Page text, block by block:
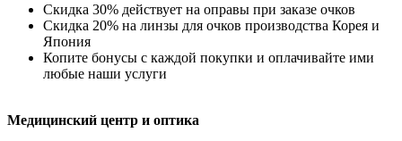
Скидка 30% действует на оправы при заказе очков
Скидка 20% на линзы для очков производства Корея и
Япония
Копите бонусы с каждой покупки и оплачивайте ими
любые наши услуги
Медицинский центр и оптика